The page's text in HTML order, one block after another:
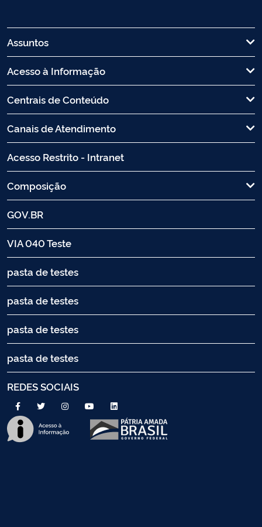
Assuntos
Acesso à Informação
Centrais de Conteúdo
Canais de Atendimento
Acesso Restrito - Intranet
Composição
GOV.BR
VIA 040 Teste
pasta de testes
pasta de testes
pasta de testes
pasta de testes
REDES SOCIAIS